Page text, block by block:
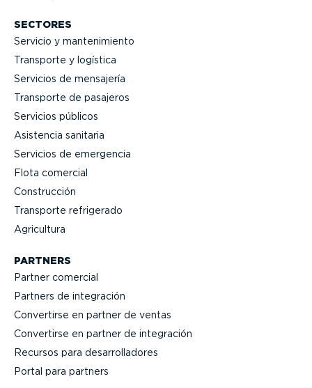
SECTORES
Servicio y mante­ni­miento
Transporte y logística
Servicios de mensajería
Transporte de pasajeros
Servicios públicos
Asistencia sanitaria
Servicios de emergencia
Flota comercial
Construcción
Transporte refrigerado
Agricultura
PARTNERS
Partner comercial
Partners de integración
Convertirse en partner de ventas
Convertirse en partner de integración
Recursos para desarro­lla­dores
Portal para partners